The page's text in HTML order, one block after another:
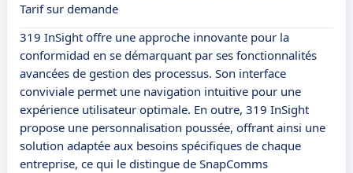
Tarif sur demande
319 InSight offre une approche innovante pour la
conformidad en se démarquant par ses fonctionnalités
avancées de gestion des processus. Son interface
conviviale permet une navigation intuitive pour une
expérience utilisateur optimale. En outre, 319 InSight
propose une personnalisation poussée, offrant ainsi une
solution adaptée aux besoins spécifiques de chaque
entreprise, ce qui le distingue de SnapComms